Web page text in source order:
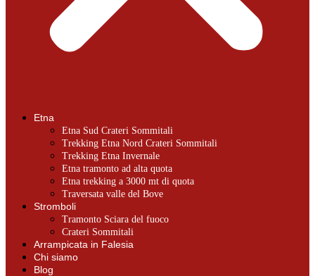
Etna
Etna Sud Crateri Sommitali
Trekking Etna Nord Crateri Sommitali
Trekking Etna Invernale
Etna tramonto ad alta quota
Etna trekking a 3000 mt di quota
Traversata valle del Bove
Stromboli
Tramonto Sciara del fuoco
Crateri Sommitali
Arrampicata in Falesia
Chi siamo
Blog